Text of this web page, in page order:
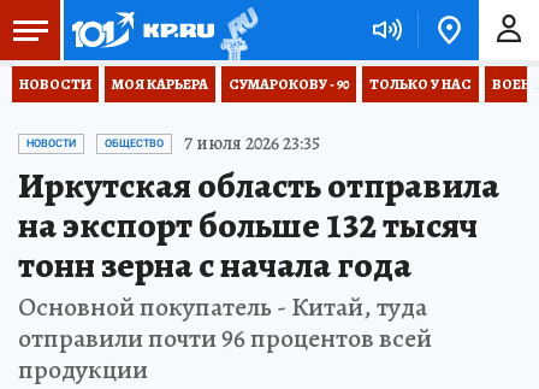
НОВОСТИ МОЯ КАРЬЕРА СУМАРОКОВУ - 90 ТОЛЬКО У НАС
НОВОСТИ ОБЩЕСТВО 7 июля 2026 23:35
Иркутская область отправила
на экспорт больше 132 тысяч
тонн зерна с начала года
Основной покупатель - Китай, туда
отправили почти 96 процентов всей
продукции